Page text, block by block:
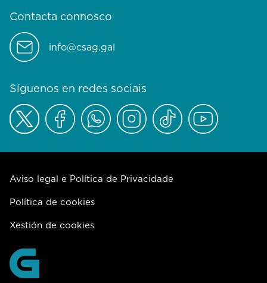
Contacta connosco
info@csag.gal
Síguenos en redes sociais
Aviso legal e Política de Privacidade
Política de cookies
Xestión de cookies